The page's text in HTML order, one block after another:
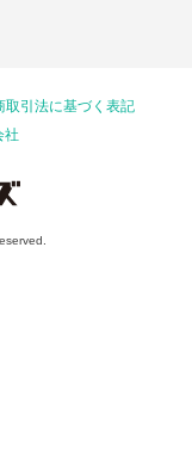
取引法に基づく表記
社